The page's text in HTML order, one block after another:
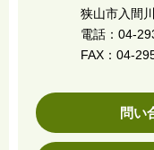
狭山市入間
電話：04-
FAX：04-
問い